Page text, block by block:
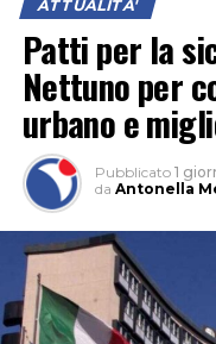
alcolica, è stato
Velletri per gli
successivamente
di Latina, come
ATTUALITA'
Patti per la
Nettuno per
urbano e
Pubblicato 1
da Antonella